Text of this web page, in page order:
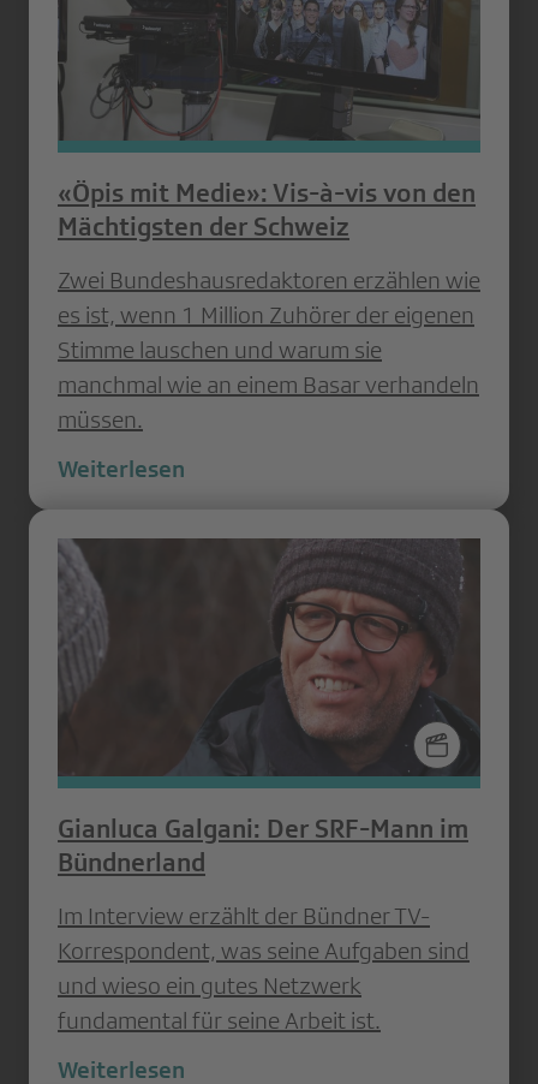
«Öpis mit Medie»: Vis-à-vis von den
Mächtigsten der Schweiz
Zwei Bundeshausredaktoren erzählen wie
es ist, wenn 1 Million Zuhörer der eigenen
Stimme lauschen und warum sie
manchmal wie an einem Basar verhandeln
müssen.
Weiterlesen
Gianluca Galgani: Der SRF-Mann im
Bündnerland
Im Interview erzählt der Bündner TV-
Korrespondent, was seine Aufgaben sind
und wieso ein gutes Netzwerk
fundamental für seine Arbeit ist.
Weiterlesen